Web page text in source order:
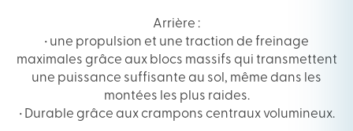
Arrière :
• une propulsion et une traction de freinage
maximales grâce aux blocs massifs qui transmettent
une puissance suffisante au sol, même dans les
montées les plus raides.
• Durable grâce aux crampons centraux volumineux.